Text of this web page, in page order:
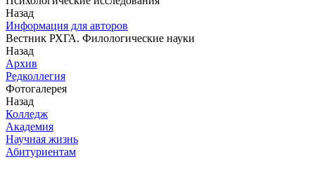
Назад
Информация для авторов
Вестник РХГА. Филологические науки
Назад
Архив
Редколлегия
Фотогалерея
Назад
Колледж
Академия
Научная жизнь
Абитуриентам